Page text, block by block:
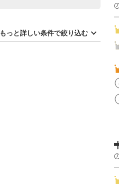
もっと詳しい条件で絞り込む